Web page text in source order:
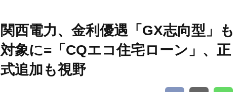
関西電力、金利優遇「GX志向型」も
対象に=「CQエコ住宅ローン」、正
式追加も視野